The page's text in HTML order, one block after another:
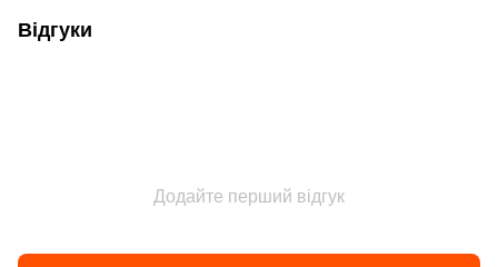
Відгуки
Додайте перший відгук